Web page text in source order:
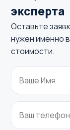
эксперта
Оставьте
нужен именно
стоимости.